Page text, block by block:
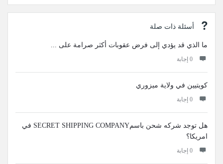
أسئلة ذات صلة
ما الذي قد يؤدي إلى فرض عقوبات أكثر صرامة على ...
‫0 إجابة
كويتيين في ولاية ميزوري
‫0 إجابة
هل توجد شركه شحن باسمSECRET SHIPPING COMPANY في
امريكا؟
‫0 إجابة